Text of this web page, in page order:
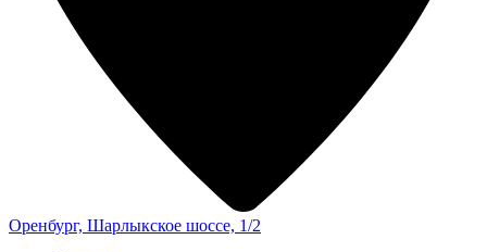
Оренбург, Шарлыкское шоссе, 1/2